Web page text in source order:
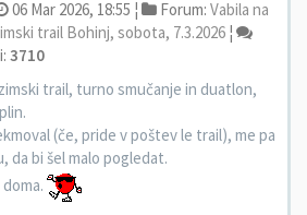
06 Mar 2026, 18:55 ¦ Forum: Vabila na
trail Bohinj, sobota, 7.3.2026 ¦
3710
trail, turno smučanje in duatlon,
(če, pride v poštev le trail), me pa
da bi šel malo pogledat.